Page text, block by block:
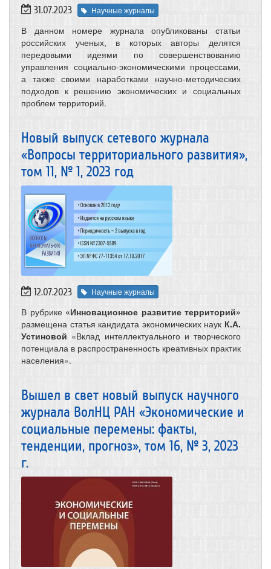
31.07.2023 Научные журналы
В данном номере журнала опубликованы статьи
российских ученых, в которых авторы делятся
передовыми идеями по совершенствованию
управления социально-экономическими процессами,
а также своими наработками научно-методических
подходов к решению экономических и социальных
проблем территорий.
Новый выпуск сетевого журнала
«Вопросы территориального развития»,
тoм 11, № 1, 2023 год
12.07.2023 Научные журналы
В рубрике «Инновационное развитие территорий»
размещена статья кандидата экономических наук К.А.
Устиновой «Вклад интеллектуального и творческого
потенциала в распространенность креативных практик
населения».
Вышел в свет новый выпуск научного
журнала ВолНЦ РАН «Экономические и
социальные перемены: факты,
тенденции, прогноз», том 16, № 3, 2023
г.